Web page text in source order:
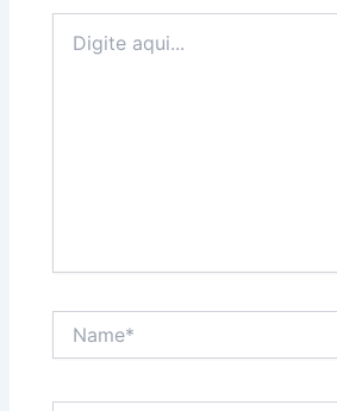
aqui...